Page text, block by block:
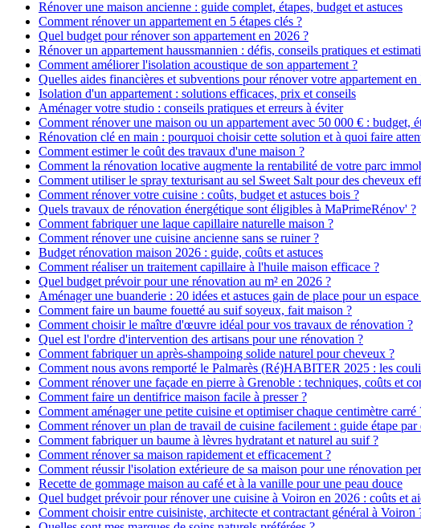
Rénover une maison ancienne : guide complet, étapes, budget et astuces
Comment rénover un appartement en 5 étapes clés ?
Quel budget pour rénover son appartement en 2026 ?
Rénover un appartement haussmannien : défis, conseils pratiques et
Comment améliorer l'isolation acoustique de son appartement ?
Quelles aides financières et subventions pour rénover votre appartement en
Isolation d'un appartement : solutions efficaces, prix et conseils
Aménager votre studio : conseils pratiques et erreurs à éviter
Comment rénover une maison ou un appartement avec 50 000 € : budget,
Rénovation clé en main : pourquoi choisir cette solution et à quoi faire
Comment estimer le coût des travaux d'une maison ?
Comment la rénovation locative augmente la rentabilité de votre parc
Comment utiliser le spray texturisant au sel Sweet Salt pour des cheveux
Comment rénover votre cuisine : coûts, budget et astuces bois ?
Quels travaux de rénovation énergétique sont éligibles à MaPrimeRénov' ?
Comment fabriquer une laque capillaire naturelle maison ?
Comment rénover une cuisine ancienne sans se ruiner ?
Budget rénovation maison 2026 : guide, coûts et astuces
Comment réaliser un traitement capillaire à l'huile maison efficace ?
Quel budget prévoir pour une rénovation au m² en 2026 ?
Aménager une buanderie : 20 idées et astuces gain de place pour un
Comment faire un baume fouetté au suif soyeux, fait maison ?
Comment choisir le maître d'œuvre idéal pour vos travaux de rénovation ?
Quel est l'ordre d'intervention des artisans pour une rénovation ?
Comment fabriquer un après-shampoing solide naturel pour cheveux ?
Comment nous avons remporté le Palmarès (Ré)HABITER 2025 : les
Comment rénover une façade en pierre à Grenoble : techniques, coûts et
Comment faire un dentifrice maison facile à presser ?
Comment aménager une petite cuisine et optimiser chaque centimètre carré
Comment rénover un plan de travail de cuisine facilement : guide étape par
Comment fabriquer un baume à lèvres hydratant et naturel au suif ?
Comment rénover sa maison rapidement et efficacement ?
Comment réussir l'isolation extérieure de sa maison pour une rénovation
Recette de gommage maison au café et à la vanille pour une peau douce
Quel budget prévoir pour rénover une cuisine à Voiron en 2026 : coûts et
Comment choisir entre cuisiniste, architecte et contractant général à Voiron